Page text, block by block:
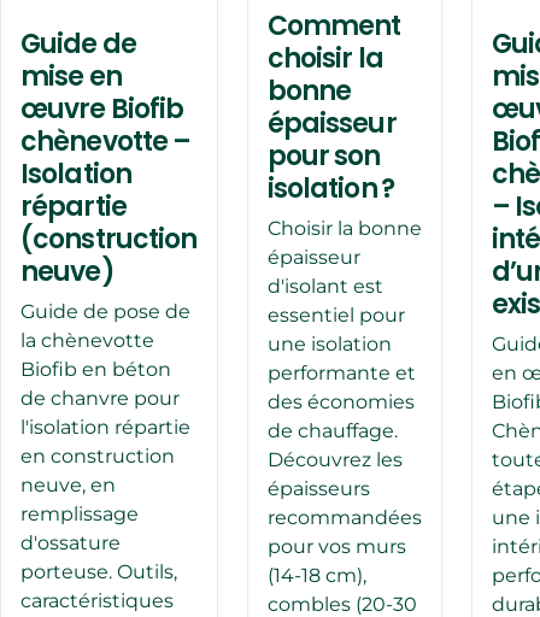
Guide de
mise en
œuvre Biofib
chènevotte –
Isolation
répartie
(construction
neuve)
Guide de pose de
la chènevotte
Biofib en béton
de chanvre pour
l'isolation répartie
en construction
neuve, en
remplissage
d'ossature
porteuse. Outils,
caractéristiques
Comment
choisir la
bonne
épaisseur
pour son
isolation ?
Choisir la bonne
épaisseur
d'isolant est
essentiel pour
une isolation
performante et
des économies
de chauffage.
Découvrez les
épaisseurs
recommandées
pour vos murs
(14-18 cm),
combles (20-30
–
en
une